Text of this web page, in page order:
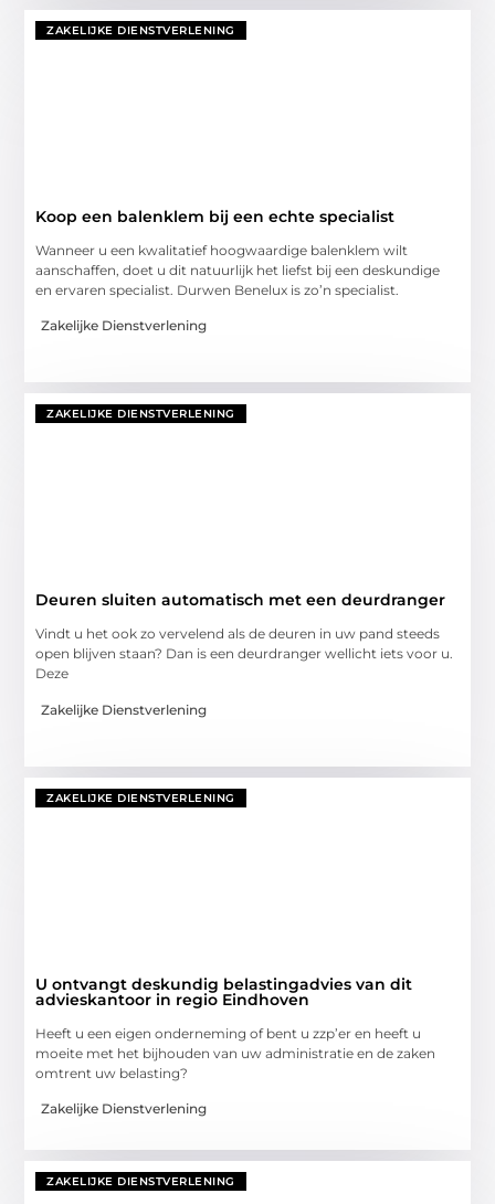
ZAKELIJKE DIENSTVERLENING
Koop een balenklem bij een echte specialist
Wanneer u een kwalitatief hoogwaardige balenklem wilt
aanschaffen, doet u dit natuurlijk het liefst bij een deskundige
en ervaren specialist. Durwen Benelux is zo’n specialist.
Zakelijke Dienstverlening
ZAKELIJKE DIENSTVERLENING
Deuren sluiten automatisch met een deurdranger
Vindt u het ook zo vervelend als de deuren in uw pand steeds
open blijven staan? Dan is een deurdranger wellicht iets voor u.
Deze
Zakelijke Dienstverlening
ZAKELIJKE DIENSTVERLENING
U ontvangt deskundig belastingadvies van dit
advieskantoor in regio Eindhoven
Heeft u een eigen onderneming of bent u zzp’er en heeft u
moeite met het bijhouden van uw administratie en de zaken
omtrent uw belasting?
Zakelijke Dienstverlening
ZAKELIJKE DIENSTVERLENING